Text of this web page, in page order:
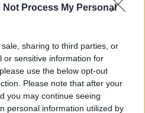
Not Process My Personal
sharing to third parties, or
or sensitive information for
use the below opt-out
Please note that after your
you may continue seeing
personal information utilized by
ΑΥΤΟ ΤΟ ΒΙΝΤΕΟ!
– KYRIAKOS
ετήσια